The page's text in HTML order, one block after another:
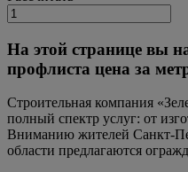
На этой странице вы
профлиста цена за
Строительная компания
полный спектр услуг: от
Вниманию жителей Санкт-
области предлагаются